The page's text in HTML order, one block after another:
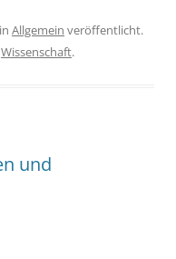
in Allgemein veröffentlicht.
Wissenschaft.
und